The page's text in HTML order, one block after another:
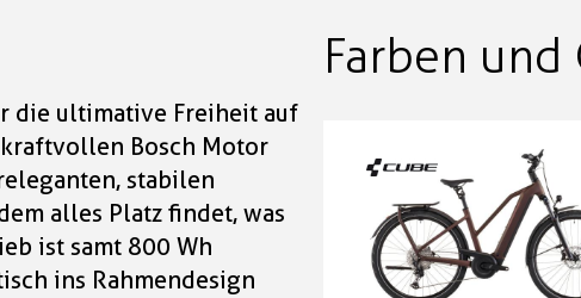
die ultimative Freiheit auf
Bosch Motor
stabilen
alles Platz findet, was
ist samt 800 Wh
ins Rahmendesign
Farben und